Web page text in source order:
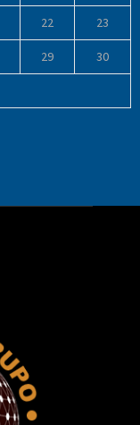
22 23
29 30